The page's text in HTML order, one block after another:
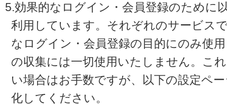
5.効果的なログイン・会員登録のために
利用しています。それぞれのサービス
なログイン・会員登録の目的にのみ使
の収集には一切使用いたしません。こ
い場合はお手数ですが、以下の設定ペ
化してください。